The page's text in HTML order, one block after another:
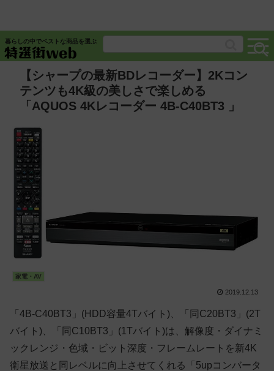
暮らしの中でベストな商品を選ぶ
【シャープの最新BDレコーダー】2Kコン
テンツも4K級の美しさで楽しめる
「AQUOS 4Kレコーダー 4B-C40BT3 」
家電・AV
2019.12.13
「4B-C40BT3」(HDD容量4Tバイト)、「同C20BT3」(2T
バイト)、「同C10BT3」(1Tバイト)は、解像度・ダイナミ
ックレンジ・色域・ビット深度・フレームレートを新4K
衛星放送と同レベルに向上させてくれる「5upコンバータ